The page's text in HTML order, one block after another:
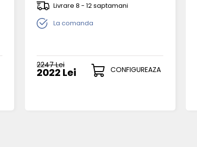
Livrare 8 - 12 saptamani
La comanda
2247 Lei
2022 Lei CONFIGUREAZA